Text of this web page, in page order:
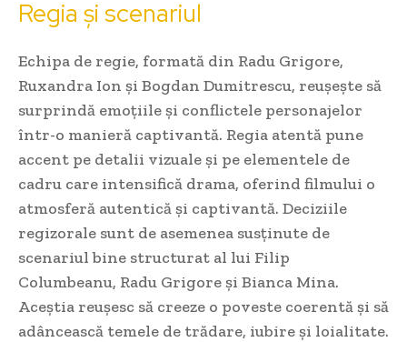
Regia și scenariul
Echipa de regie, formată din Radu Grigore,
Ruxandra Ion și Bogdan Dumitrescu, reușește să
surprindă emoțiile și conflictele personajelor
într-o manieră captivantă. Regia atentă pune
accent pe detalii vizuale și pe elementele de
cadru care intensifică drama, oferind filmului o
atmosferă autentică și captivantă. Deciziile
regizorale sunt de asemenea susținute de
scenariul bine structurat al lui Filip
Columbeanu, Radu Grigore și Bianca Mina.
Aceștia reușesc să creeze o poveste coerentă și să
adâncească temele de trădare, iubire și loialitate.